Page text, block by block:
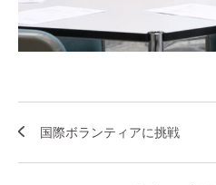
国際ボランティアに挑戦